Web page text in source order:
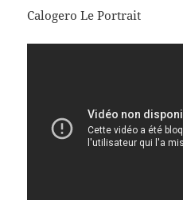
Calogero Le Portrait